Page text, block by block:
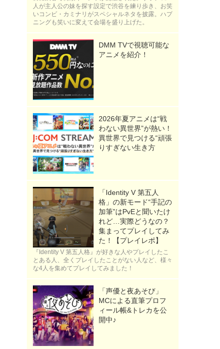
人が主人公の妹を探す設定で渋谷を練り歩き、お笑
いコンビ・カミナリがスペシャルネタを披露。ハプ
ニングも笑いに変えて会場を盛り上げた。
DMM TVで視聴可能な
アニメを紹介！
2026年夏アニメは“戦
わない異世界”が熱い！
異世界で見つける“頑張
りすぎない生き方
「Identity V 第五人
格」の新モード“手記の
加筆”はPvEと聞いたけ
れど…実際どうなの？
集まってプレイしてみ
た！【プレイレポ】
『Identity V 第五人格』が好きな人やプレイしたこ
とある人、全くプレイしたことがない人など、様々
な4人を集めてプレイしてみました！
「声優と夜あそび」
MCによる直筆プロフ
ィール帳&トレカを公
開中♪